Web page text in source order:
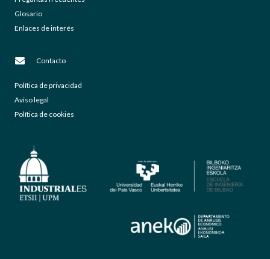
Glosario
Enlaces de interés
Contacto
Política de privacidad
Aviso legal
Política de cookies